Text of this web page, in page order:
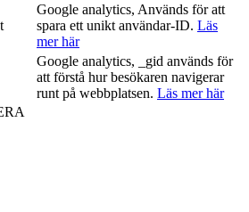
Google analytics, Används för att
spara ett unikt användar-ID. Läs
mer här
Google analytics, _gid används för
att förstå hur besökaren navigerar
runt på webbplatsen. Läs mer här